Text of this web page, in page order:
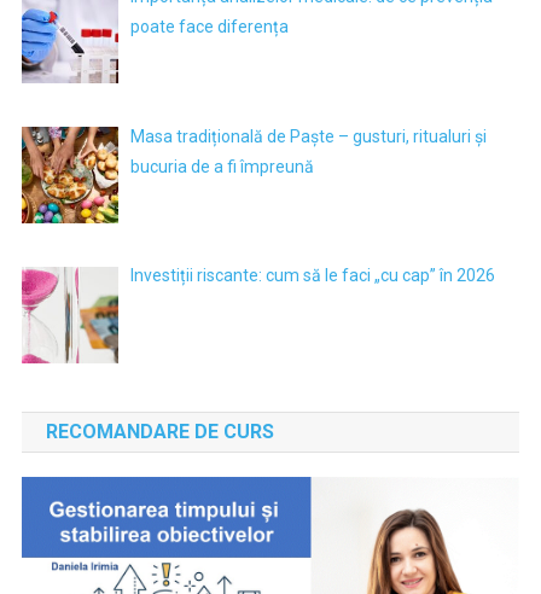
poate face diferența
Masa tradițională de Paște – gusturi, ritualuri și
bucuria de a fi împreună
Investiții riscante: cum să le faci „cu cap” în 2026
RECOMANDARE DE CURS